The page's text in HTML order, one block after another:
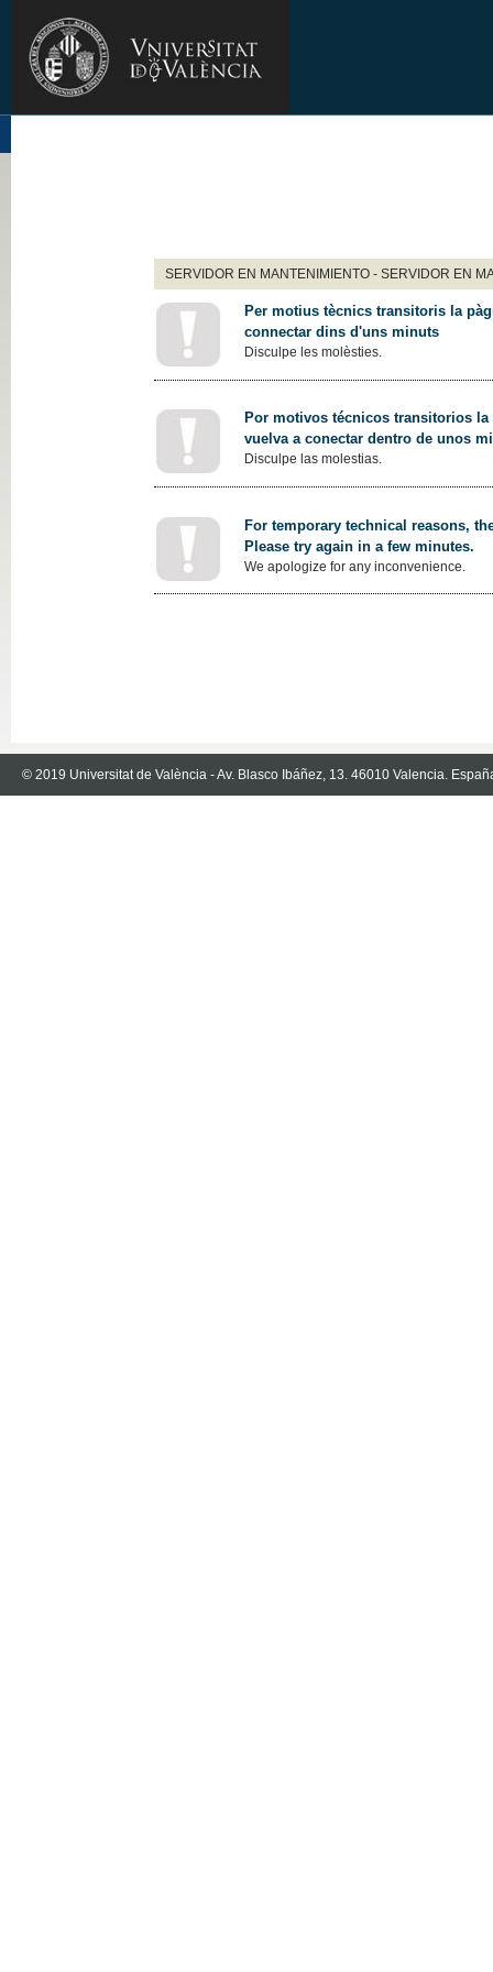
SERVIDOR EN MANTENIMIENTO - SERVIDOR EN
Per motius tècnics transitoris la
connectar dins d'uns minuts
Disculpe les molèsties.
Por motivos técnicos transitorios
vuelva a conectar dentro de unos
Disculpe las molestias.
For temporary technical reasons,
Please try again in a few minutes.
We apologize for any inconvenience.
© 2019 Universitat de València - Av. Blasco Ibáñez, 13. 46010 Valencia.